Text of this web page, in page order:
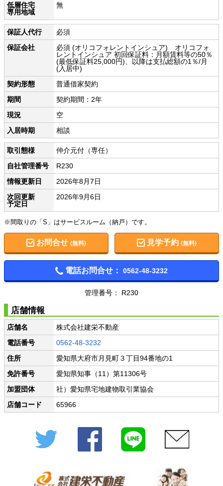
低層住宅
専用地域
無
保証人代行
必須
保証会社
必須 (オリコフォレントインシュア) オリコフォ
レントインシュア 初回保証料：月額賃料等の50％
(最低保証料25,000円)、以降は支払総額の1％/月
(入居中)
契約形態
普通借家契約
期間
契約期間：2年
現況
空
入居時期
相談
取引態様
仲介元付（専任）
自社管理番号
R230
情報更新日
2026年8月7日
次回更新
予定日
2026年9月6日
※間取りの「S」はサービスルーム（納戸）です。
お問合せ (無料) 見学予約(無料)
電話お問合せ： 0562-48-3232
管理番号： R230
店舗情報
店舗名
株式会社建栄不動産
電話番号
0562-48-3232
住所
愛知県大府市月見町３丁目94番地の1
免許番号
愛知県知事（11）第11306号
加盟団体
社）愛知県宅地建物取引業協会
店舗コード
65966
Twitter Facebook